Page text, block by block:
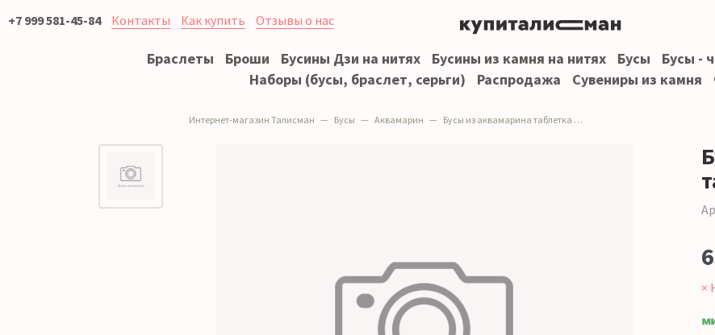
+7 999 581-45-84 Контакты Как купить Отзывы о нас
Браслеты Броши Бусины Дзи на нитях Бусины из камня на нитях Бусы Бусы -
Наборы (бусы, браслет, серьги)
Распродажа Сувениры из камня
Интернет-магазин Талисман Бусы Аквамарин Бусы из аквамарина таблетка 20*15 мм
×